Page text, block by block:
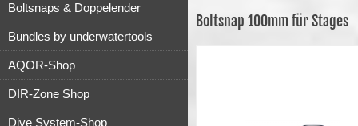
Boltsnaps & Doppelender
Bundles by underwatertools
AQOR-Shop
DIR-Zone Shop
Dive System-Shop
Boltsnap 100mm für Stages